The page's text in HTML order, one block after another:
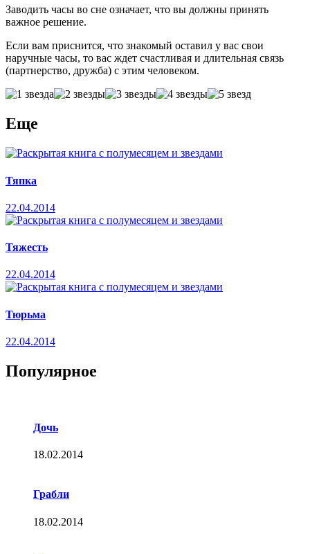
Заводить часы во сне означает, что вы должны принять
важное решение.
Если вам приснится, что знакомый оставил у вас свои
наручные часы, то вас ждет счастливая и длительная связь
(партнерство, дружба) с этим человеком.
Еще
Тяпка
22.04.2014
Тяжесть
22.04.2014
Тюрьма
22.04.2014
Популярное
Дочь
18.02.2014
Грабли
18.02.2014